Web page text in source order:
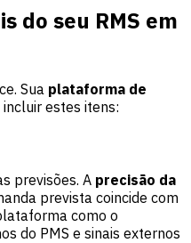
do seu RMS em
Sua plataforma de
incluir estes itens:
previsões. A precisão da
prevista coincide com
como o
do PMS e sinais externos